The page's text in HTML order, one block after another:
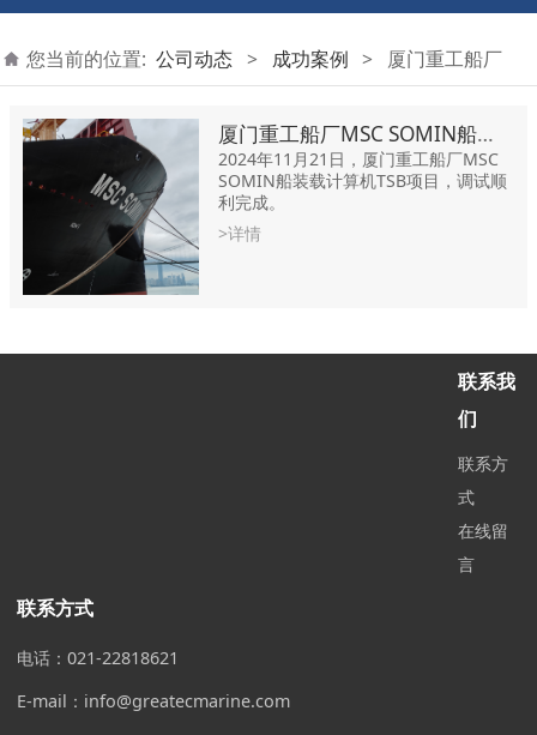
您当前的位置: 公司动态 > 成功案例 > 厦门重工船厂
厦门重工船厂MSC SOMIN船装载计算机TSB项目
2024年11月21日，厦门重工船厂MSC
SOMIN船装载计算机TSB项目，调试顺
利完成。
>详情
联系我
们
联系方
式
在线留
言
联系方式
电话：021-22818621
E-mail：info@greatecmarine.com